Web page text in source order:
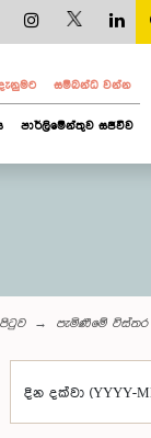
සම්බන්ධ වන්න
පාර්ලිමේන්තුව සජීවීව
පැමිණීමේ විස්තර
දින දක්වා (YYYY-